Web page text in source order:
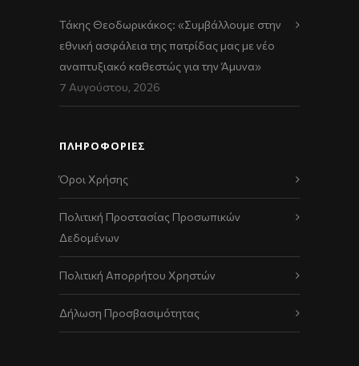
Τάκης Θεοδωρικάκος: «Συμβάλλουμε στην
εθνική ασφάλεια της πατρίδας μας με νέο
αναπτυξιακό καθεστώς για την Άμυνα»
7 Αυγούστου, 2026
ΠΛΗΡΟΦΟΡΙΕΣ
Όροι Χρήσης
Πολιτική Προστασίας Προσωπικών
Δεδομένων
Πολιτική Απορρήτου Χρηστών
Δήλωση Προσβασιμότητας